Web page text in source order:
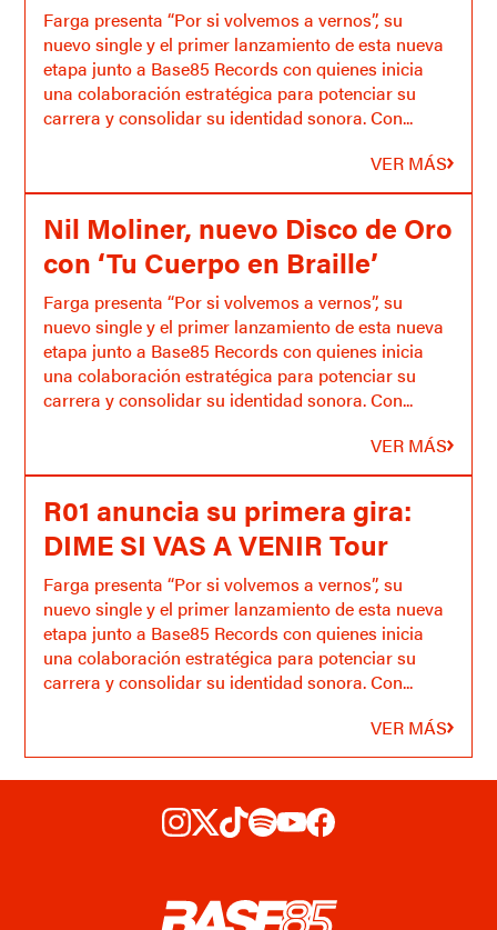
Farga presenta “Por si volvemos a vernos”, su
nuevo single y el primer lanzamiento de esta nueva
etapa junto a Base85 Records con quienes inicia
una colaboración estratégica para potenciar su
carrera y consolidar su identidad sonora. Con...
VER MÁS
Nil Moliner, nuevo Disco de Oro
con ‘Tu Cuerpo en Braille’
Farga presenta “Por si volvemos a vernos”, su
nuevo single y el primer lanzamiento de esta nueva
etapa junto a Base85 Records con quienes inicia
una colaboración estratégica para potenciar su
carrera y consolidar su identidad sonora. Con...
VER MÁS
R01 anuncia su primera gira:
DIME SI VAS A VENIR Tour
Farga presenta “Por si volvemos a vernos”, su
nuevo single y el primer lanzamiento de esta nueva
etapa junto a Base85 Records con quienes inicia
una colaboración estratégica para potenciar su
carrera y consolidar su identidad sonora. Con...
VER MÁS